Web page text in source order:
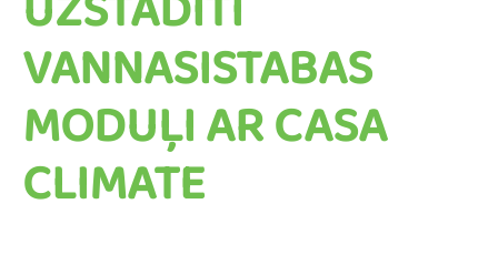
UZSTĀDĪTI
VANNASISTABAS
MODUĻI AR CASA
CLIMATE